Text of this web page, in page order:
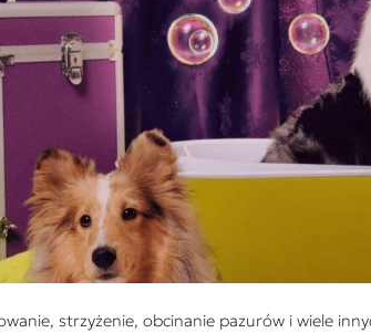
strzyżenie, obcinanie pazurów i wiele